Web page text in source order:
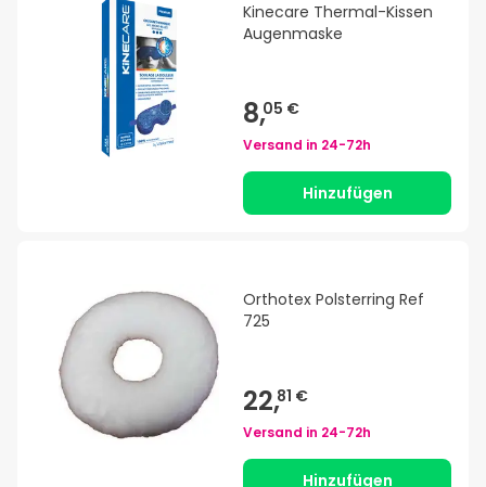
Kinecare Thermal-Kissen
Augenmaske
8,05 €
Versand in 24-72h
Hinzufügen
Orthotex Polsterring Ref
725
22,81 €
Versand in 24-72h
Hinzufügen